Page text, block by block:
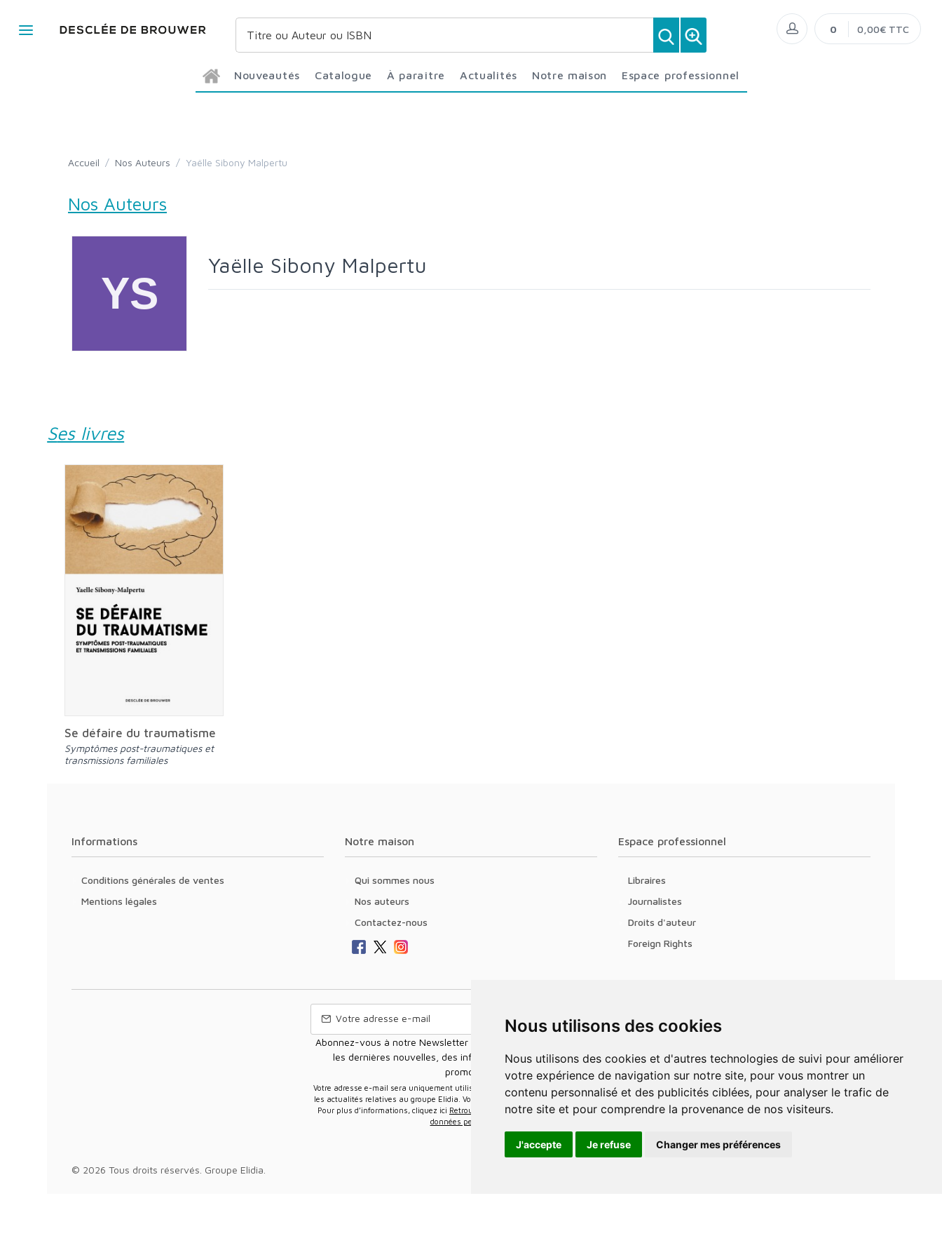
Nous utilisons des cookies
Nous utilisons des cookies et d'autres technologies de suivi pour améliorer
votre expérience de navigation sur notre site, pour vous montrer un
contenu personnalisé et des publicités ciblées, pour analyser le trafic de
notre site et pour comprendre la provenance de nos visiteurs.
J'accepte Je refuse Changer mes préférences
Nouveautés Catalogue À paraître Actualités Notre maison Espace professionnel
0 0,00€ TTC
Accueil / Nos Auteurs / Yaëlle Sibony Malpertu
Nos Auteurs
Yaëlle Sibony Malpertu
Ses livres
Se défaire du traumatisme
Symptômes post-traumatiques et
transmissions familiales
Informations
Conditions générales de ventes
Mentions légales
Notre maison
Qui sommes nous
Nos auteurs
Contactez-nous
Espace professionnel
Libraires
Journalistes
Droits d'auteur
Foreign Rights
Abonnez-vous à notre Newsletter pour recevoir nos nouvelles offres,
les dernières nouvelles, des informations sur les ventes et les
promotions.
Votre adresse e-mail sera uniquement utilisée pour vous envoyer des informations sur
les actualités relatives au groupe Elidia. Vous pouvez vous désinscrire à tout moment.
Pour plus d’informations, cliquez ici Retrouvez ici notre politique de protection de vos
données personnelles
© 2026 Tous droits réservés. Groupe Elidia